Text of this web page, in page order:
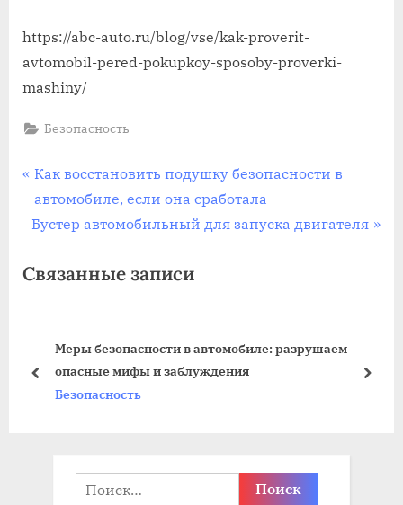
https://abc-auto.ru/blog/vse/kak-proverit-
avtomobil-pered-pokupkoy-sposoby-proverki-
mashiny/
Безопасность
Навигация
по
П
р
е
ы
д
а
Как восстановить подушку безопасности в
автомобиле, если она сработала
С
е
д
щ
Бустер автомобильный для запуска двигателя
Связанные записи
разрушаем
Регулировка секционных
настроить и натянуть
пред
Найти: